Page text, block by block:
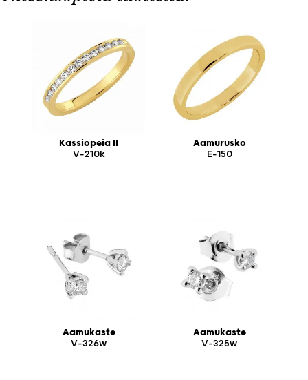
Kassiopeia II
V-210k
Aamurusko
E-150
Aamukaste
V-326w
Aamukaste
V-325w